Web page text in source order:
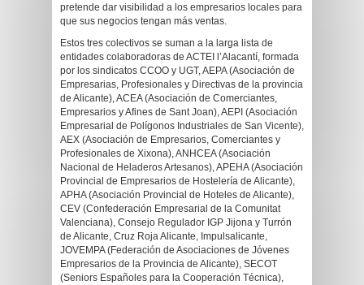
pretende dar visibilidad a los empresarios locales para
que sus negocios tengan más ventas.
Estos tres colectivos se suman a la larga lista de
entidades colaboradoras de ACTEI l’Alacantí, formada
por los sindicatos CCOO y UGT, AEPA (Asociación de
Empresarias, Profesionales y Directivas de la provincia
de Alicante), ACEA (Asociación de Comerciantes,
Empresarios y Afines de Sant Joan), AEPI (Asociación
Empresarial de Polígonos Industriales de San Vicente),
AEX (Asociación de Empresarios, Comerciantes y
Profesionales de Xixona), ANHCEA (Asociación
Nacional de Heladeros Artesanos), APEHA (Asociación
Provincial de Empresarios de Hostelería de Alicante),
APHA (Asociación Provincial de Hoteles de Alicante),
CEV (Confederación Empresarial de la Comunitat
Valenciana), Consejo Regulador IGP Jijona y Turrón
de Alicante, Cruz Roja Alicante, Impulsalicante,
JOVEMPA (Federación de Asociaciones de Jóvenes
Empresarios de la Provincia de Alicante), SECOT
(Seniors Españoles para la Cooperación Técnica),